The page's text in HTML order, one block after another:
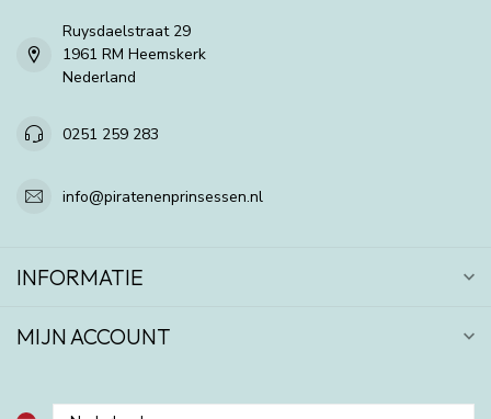
Ruysdaelstraat 29
1961 RM Heemskerk
Nederland
0251 259 283
info@piratenenprinsessen.nl
INFORMATIE
MIJN ACCOUNT